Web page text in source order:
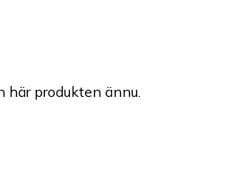
produkten ännu.